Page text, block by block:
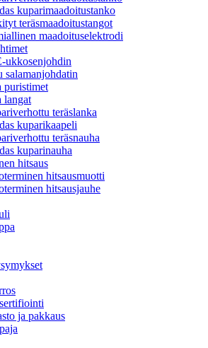
kuparimaadoitustanko
teräsmaadoitustangot
maadoituselektrodi
ukkosenjohdin
salamanjohdatin
puristimet
langat
teräslanka
kuparikaapeli
teräsnauha
kuparinauha
hitsaus
hitsausmuotti
hitsausjauhe
ja pakkaus